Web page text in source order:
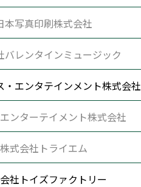
本写真印刷株式会社
バレンタインミュージック
・エンタテインメント株式会社
ンターテイメント株式会社
株式会社トライエム
社トイズファクトリー